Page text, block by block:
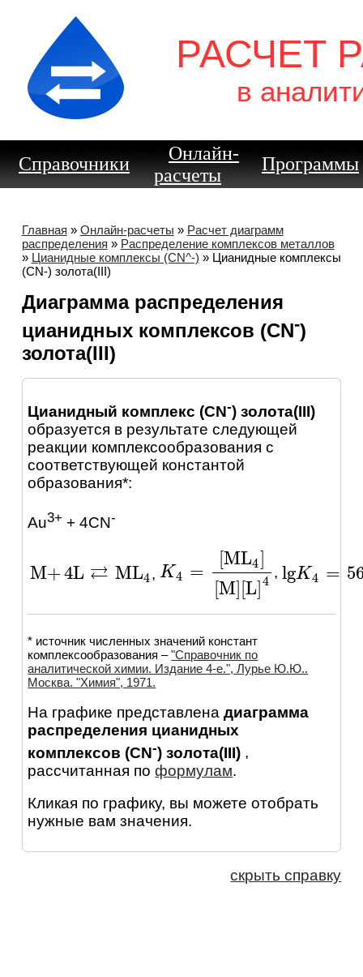
РАСЧЕТ
в
Справочники
Онлайн-
расчеты
Программы
Главная » Онлайн-расчеты » Расчет диаграмм
распределения » Распределение комплексов металлов
» Цианидные комплексы (CN^-) » Цианидные комплексы
(CN-) золота(III)
Диаграмма распределения
цианидных комплексов (CN-)
золота(III)
Цианидный комплекс (CN-) золота(III)
образуется в результате следующей
реакции комплексообразования с
соответствующей константой
образования*:
Au3+ + 4CN-
M+4L ⇄ ML4
M+4L⇄ML4 , K4 =
ML4
[M] [L] 4
K4= [ML4][M][L]4, lgK4 =
lgK4= 56
* источник численных значений констант
комплексообразования –"Справочник по
аналитической химии. Издание 4-е.", Лурье Ю.Ю..
Москва. "Химия", 1971.
На графике представленадиаграмма
распределения цианидных
комплексов (CN-) золота(III) ,
рассчитанная поформулам.
Кликая по графику, вы можете отобрать
нужные вам значения.
скрыть справку